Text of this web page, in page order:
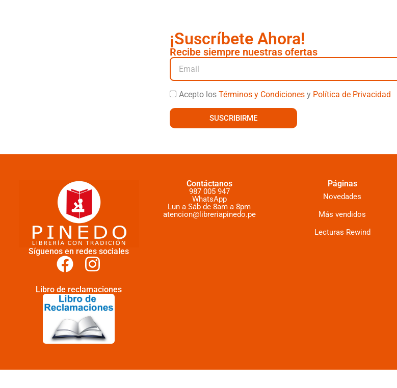
¡Suscríbete Ahora!
Recibe siempre nuestras ofertas
Acepto los Términos y Condicionesy Política de Privacidad
SUSCRIBIRME
Síguenos en redes sociales
Libro de reclamaciones
Contáctanos
987 005 947
WhatsApp
Lun a Sáb de 8am a 8pm
atencion@libreriapinedo.pe
Páginas
Novedades
Más vendidos
Lecturas Rewind